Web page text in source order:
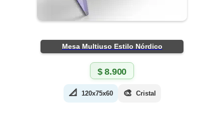
Mesa Multiuso Estilo Nórdico
$8.900
📐 120x75x60 🎨 Cristal